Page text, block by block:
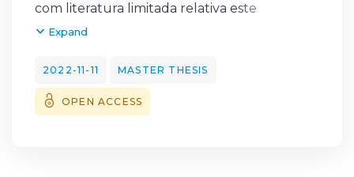
com literatura limitada relativa este
fenómeno, torna-se vital uma melhor
e objetivos do cliente business-to-business
na seleção digital de um fornecedor. Ainda, a
falta de investigações empíricas, relativas à
Expand
2022-11-11 MASTER THESIS
OPEN ACCESS